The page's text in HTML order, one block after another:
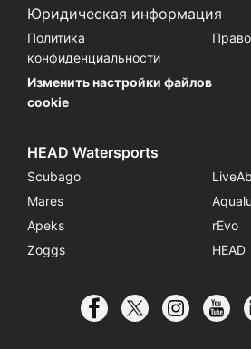
Юридическая информация
Политика
конфиденциальности
Изменить настройки файлов
cookie
HEAD Watersports
Scubago
Mares
Apeks
rEvo
Zoggs
HEAD